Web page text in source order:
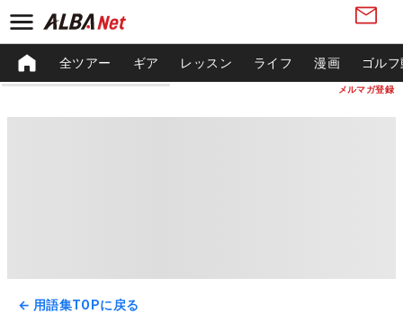
メルマガ登録
全ツアー ギア レッスン ライフ 漫画 ゴル
← 用語集TOPに戻る